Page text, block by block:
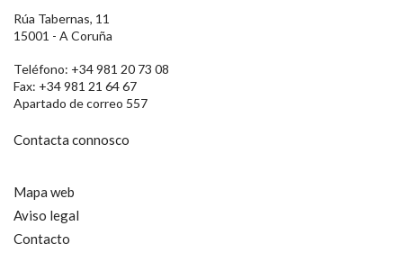
Rúa Tabernas, 11
15001 - A Coruña
Teléfono: +34 981 20 73 08
Fax: +34 981 21 64 67
Apartado de correo 557
Contacta connosco
Mapa web
Aviso legal
Contacto